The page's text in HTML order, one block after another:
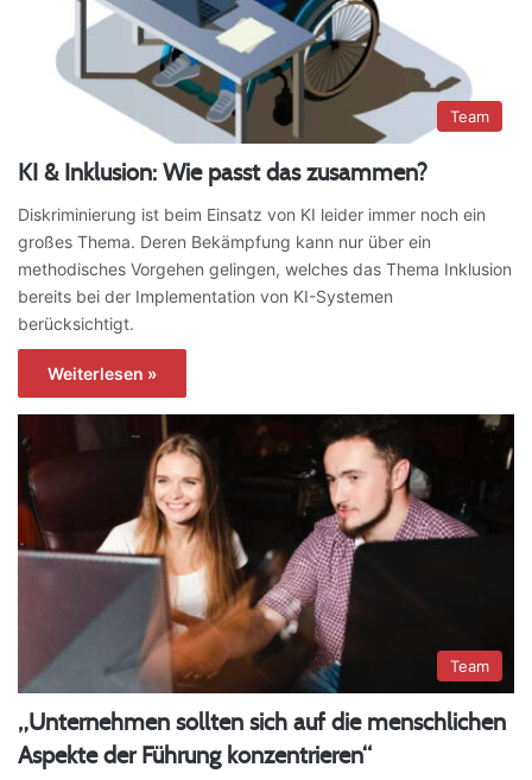
Team
KI & Inklusion: Wie passt das zusammen?
Diskriminierung ist beim Einsatz von KI leider immer noch ein
großes Thema. Deren Bekämpfung kann nur über ein
methodisches Vorgehen gelingen, welches das Thema Inklusion
bereits bei der Implementation von KI-Systemen
berücksichtigt.
Weiterlesen »
Team
„Unternehmen sollten sich auf die menschlichen
Aspekte der Führung konzentrieren“